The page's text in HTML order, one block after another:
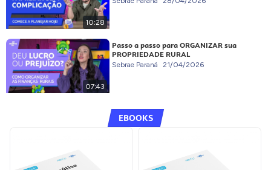
10:28
07:43
Passo a passo para ORGANIZAR sua
PROPRIEDADE RURAL
Sebrae Paraná 21/04/2026
EBOOKS